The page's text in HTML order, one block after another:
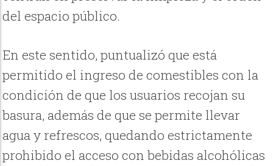
del espacio público.
En este sentido, puntualizó que está
permitido el ingreso de comestibles con la
condición de que los usuarios recojan su
basura, además de que se permite llevar
agua y refrescos, quedando estrictamente
prohibido el acceso con bebidas alcohólicas